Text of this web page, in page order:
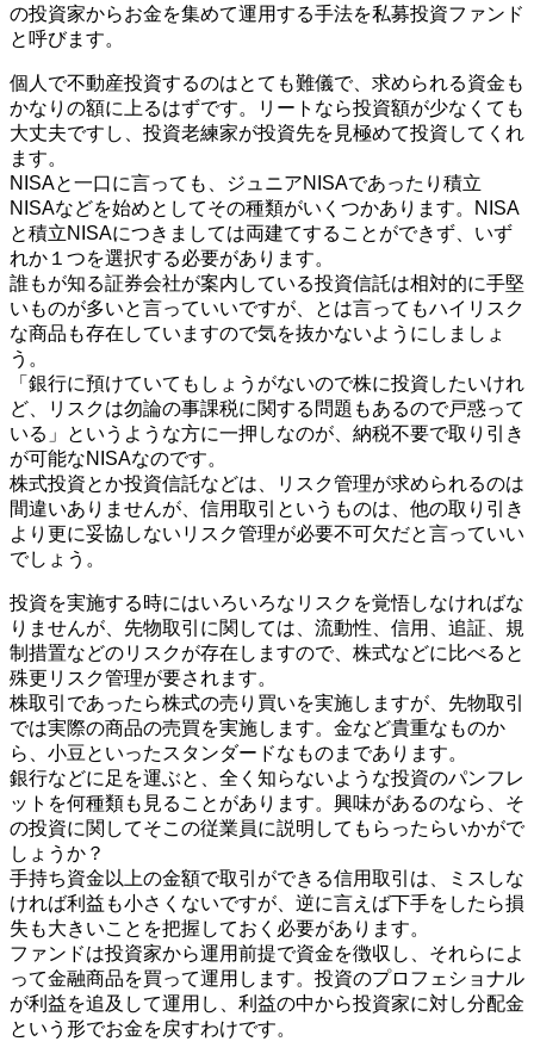
の投資家からお金を集めて運用する手法を私募投資ファンド
と呼びます。
個人で不動産投資するのはとても難儀で、求められる資金も
かなりの額に上るはずです。リートなら投資額が少なくても
大丈夫ですし、投資老練家が投資先を見極めて投資してくれ
ます。
NISAと一口に言っても、ジュニアNISAであったり積立
NISAなどを始めとしてその種類がいくつかあります。NISA
と積立NISAにつきましては両建てすることができず、いず
れか１つを選択する必要があります。
誰もが知る証券会社が案内している投資信託は相対的に手堅
いものが多いと言っていいですが、とは言ってもハイリスク
な商品も存在していますので気を抜かないようにしましょ
う。
「銀行に預けていてもしょうがないので株に投資したいけれ
ど、リスクは勿論の事課税に関する問題もあるので戸惑って
いる」というような方に一押しなのが、納税不要で取り引き
が可能なNISAなのです。
株式投資とか投資信託などは、リスク管理が求められるのは
間違いありませんが、信用取引というものは、他の取り引き
より更に妥協しないリスク管理が必要不可欠だと言っていい
でしょう。
投資を実施する時にはいろいろなリスクを覚悟しなければな
りませんが、先物取引に関しては、流動性、信用、追証、規
制措置などのリスクが存在しますので、株式などに比べると
殊更リスク管理が要されます。
株取引であったら株式の売り買いを実施しますが、先物取引
では実際の商品の売買を実施します。金など貴重なものか
ら、小豆といったスタンダードなものまであります。
銀行などに足を運ぶと、全く知らないような投資のパンフレ
ットを何種類も見ることがあります。興味があるのなら、そ
の投資に関してそこの従業員に説明してもらったらいかがで
しょうか？
手持ち資金以上の金額で取引ができる信用取引は、ミスしな
ければ利益も小さくないですが、逆に言えば下手をしたら損
失も大きいことを把握しておく必要があります。
ファンドは投資家から運用前提で資金を徴収し、それらによ
って金融商品を買って運用します。投資のプロフェショナル
が利益を追及して運用し、利益の中から投資家に対し分配金
という形でお金を戻すわけです。